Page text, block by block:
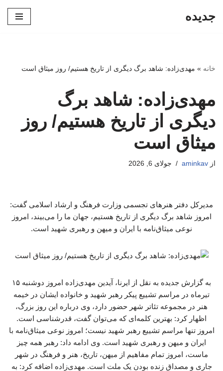
جدیده
خانه » مهدی‌زاده: شاهد برگ دیگری از تاریخ هستیم/ روز میثاق است
مهدی‌زاده: شاهد برگ
دیگری از تاریخ هستیم/ روز
میثاق است
از aminkav جولای 6, 2026
مدیرکل دفتر هنرهای تجسمی وزارت فرهنگ و ارشاد اسلامی گفت:
امروز شاهد برگ دیگری از تاریخ هستیم، جهان ما را می‌بیند، امروز
نوعی میثاق‌نامه با ایران و میهن و رهبری شهید است.
به گزارش جدیده به نقل از ایرنا، آیدین مهدی‌زاده امروز دوشنبه ۱۵
تیرماه در مراسم تشییع پیکر رهبر شهید و خانواده ایشان در خیمه
هنر در مجموعه تئاتر شهر حضور دارد، وی درباره این روز بزرگ،
اظهار کرد: بهترین کلمه‌ای که می‌توان گفت، قدرشناسی است.
امروز تنها مراسم تشییع رهبر شهید نیست؛ امروز نوعی میثاق‌نامه با
ایران و میهن و رهبری شهید است. وی ادامه داد: رهبر همه چیز
ماست، امروز تمام مفاهیم از میهن، تاریخ، هنر و فرهنگ در شهر
جاری و مصداق زنده بودن یک ملت است. مهدی‌زاده اضافه کرد: به